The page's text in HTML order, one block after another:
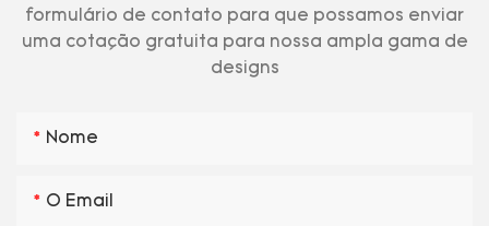
formulário de contato para que possamos enviar
uma cotação gratuita para nossa ampla gama de
designs
Nome
O Email